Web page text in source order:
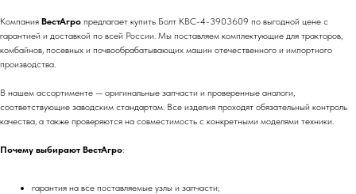
Компания ВестАгро предлагает купить Болт КВС-4-3903609 по выгодной цене с
гарантией и доставкой по всей России. Мы поставляем комплектующие для тракторов,
комбайнов, посевных и почвообрабатывающих машин отечественного и импортного
производства.
В нашем ассортименте — оригинальные запчасти и проверенные аналоги,
соответствующие заводским стандартам. Все изделия проходят обязательный контроль
качества, а также проверяются на совместимость с конкретными моделями техники.
Почему выбирают ВестАгро:
гарантия на все поставляемые узлы и запчасти;